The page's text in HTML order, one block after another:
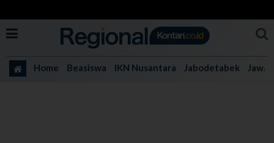
Home Beasiswa IKN Nusantara Jabodetabek Jawa